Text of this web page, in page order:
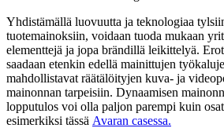
Yhdistämällä luovuutta ja teknologiaa
tuotemainoksiin, voidaan tuoda mukaan
elementtejä ja jopa brändillä leikittelyä.
saadaan etenkin edellä mainittujen
mahdollistavat räätälöityjen kuva- ja
mainonnan tarpeisiin. Dynaamisen
lopputulos voi olla paljon parempi kuin
esimerkiksi tässä Avaran casessa.